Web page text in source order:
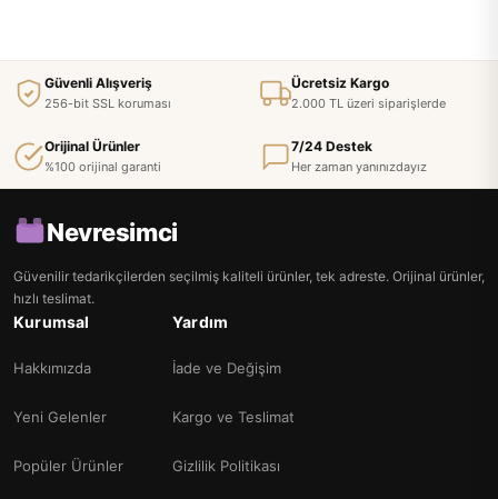
Güvenli Alışveriş
256-bit SSL koruması
Ücretsiz Kargo
2.000 TL üzeri siparişlerde
Orijinal Ürünler
%100 orijinal garanti
7/24 Destek
Her zaman yanınızdayız
Nevresimci
Güvenilir tedarikçilerden seçilmiş kaliteli ürünler, tek adreste. Orijinal ürünler,
hızlı teslimat.
Kurumsal
Hakkımızda
Yeni Gelenler
Popüler Ürünler
Yardım
İade ve Değişim
Kargo ve Teslimat
Gizlilik Politikası